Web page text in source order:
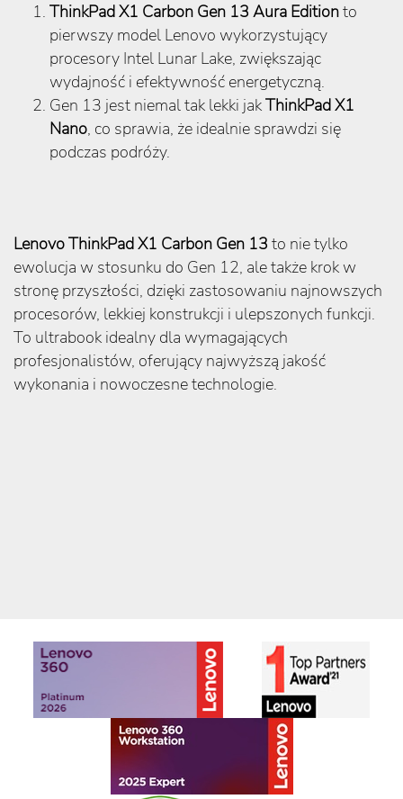
ThinkPad X1 Carbon Gen 13 Aura Editionto
pierwszy model Lenovo wykorzystujący
procesory Intel Lunar Lake, zwiększając
wydajność i efektywność energetyczną.
Gen 13 jest niemal tak lekki jakThinkPad X1
Nano, co sprawia, że idealnie sprawdzi się
podczas podróży.
Lenovo ThinkPad X1 Carbon Gen 13 to nie tylko
ewolucja w stosunku do Gen 12, ale także krok w
stronę przyszłości, dzięki zastosowaniu najnowszych
procesorów, lekkiej konstrukcji i ulepszonych funkcji.
To ultrabook idealny dla wymagających
profesjonalistów, oferujący najwyższą jakość
wykonania i nowoczesne technologie.